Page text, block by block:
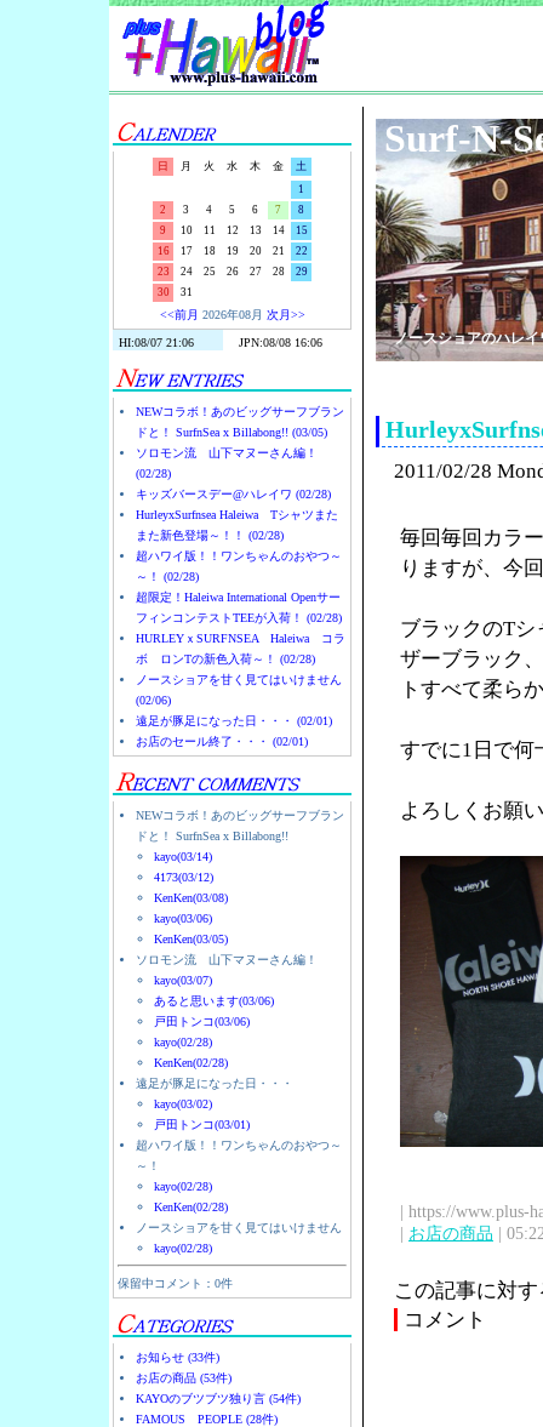
日 月 火 水 木 金
土
1
2
3 4 5 6 7
8
9
10 11 12 13 14
15
16
17 18 19 20 21
22
23
24 25 26 27 28
29
30
31
<<前月 2026年08月 次月>>
NEWコラボ！あのビッグサーフブラン
ドと！ SurfnSea x Billabong!! (03/05)
ソロモン流 山下マヌーさん編！
(02/28)
キッズバースデー@ハレイワ (02/28)
HurleyxSurfnsea Haleiwa Tシャツまた
また新色登場～！！ (02/28)
超ハワイ版！！ワンちゃんのおやつ～
～！ (02/28)
超限定！Haleiwa International Openサー
フィンコンテストTEEが入荷！ (02/28)
HURLEYｘSURFNSEA Haleiwa コラ
ボ ロンTの新色入荷～！ (02/28)
ノースショアを甘く見てはいけません
(02/06)
遠足が豚足になった日・・・ (02/01)
お店のセール終了・・・ (02/01)
NEWコラボ！あのビッグサーフブラン
ドと！ SurfnSea x Billabong!!
kayo(03/14)
4173(03/12)
KenKen(03/08)
kayo(03/06)
KenKen(03/05)
ソロモン流 山下マヌーさん編！
kayo(03/07)
あると思います(03/06)
戸田トンコ(03/06)
kayo(02/28)
KenKen(02/28)
遠足が豚足になった日・・・
kayo(03/02)
戸田トンコ(03/01)
超ハワイ版！！ワンちゃんのおやつ～
～！
kayo(02/28)
KenKen(02/28)
ノースショアを甘く見てはいけません
kayo(02/28)
保留中コメント：0件
お知らせ (33件)
お店の商品 (53件)
KAYOのブツブツ独り言 (54件)
FAMOUS PEOPLE (28件)
Surf-N-
ノースショアのハレ
2011/02/28
毎回毎回カラ
りますが、今
ブラックのT
ザーブラック
トすべて柔ら
すでに1日で何
よろしくお願
| https://www.plus-
| お店の商品 |
この記事に対
コメント